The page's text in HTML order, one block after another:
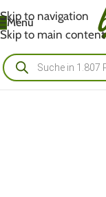
Skip to navigation
Skip to main content
Menü